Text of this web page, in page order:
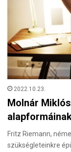
2022.10.23.
Molnár
Fritz Riemann,
szükségleteinkre